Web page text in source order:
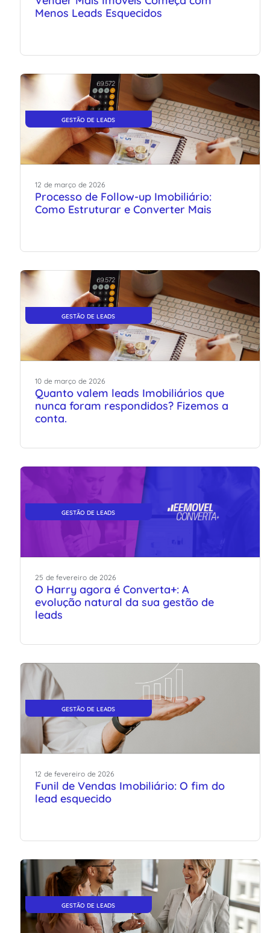
Menos Leads Esquecidos
GESTÃO DE LEADS
12 de março de 2026
Processo de Follow-up Imobiliário:
Como Estruturar e Converter Mais
GESTÃO DE LEADS
10 de março de 2026
Quanto valem leads Imobiliários que
nunca foram respondidos? Fizemos a
conta.
GESTÃO DE LEADS
25 de fevereiro de 2026
O Harry agora é Converta+: A
evolução natural da sua gestão de
leads
GESTÃO DE LEADS
12 de fevereiro de 2026
Funil de Vendas Imobiliário: O fim do
lead esquecido
GESTÃO DE LEADS